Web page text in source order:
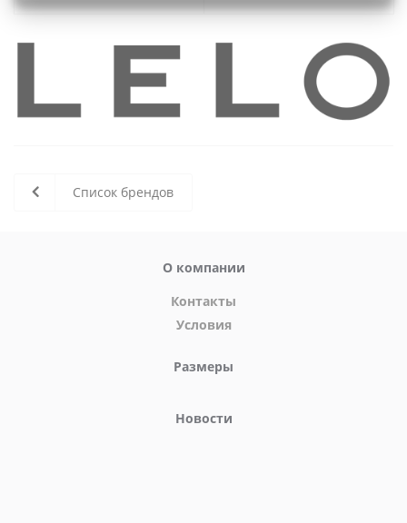
Список брендов
О компании
Контакты
Условия
Размеры
Новости